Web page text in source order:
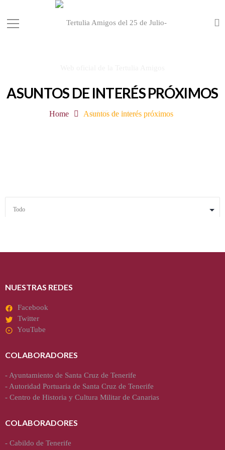
ASUNTOS DE INTERÉS PRÓXIMOS
Home Asuntos de interés próximos
NUESTRAS REDES
Facebook
Twitter
YouTube
COLABORADORES
- Ayuntamiento de Santa Cruz de Tenerife
- Autoridad Portuaria de Santa Cruz de Tenerife
- Centro de Historia y Cultura Militar de Canarias
COLABORADORES
- Cabildo de Tenerife